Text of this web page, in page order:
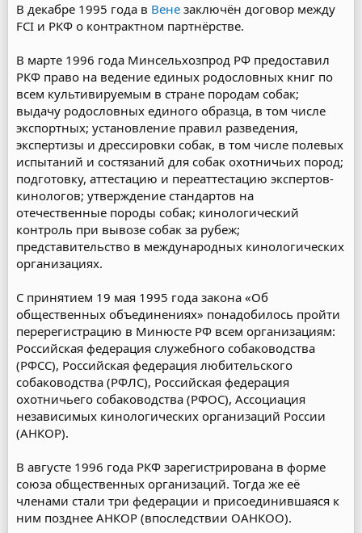
В декабре 1995 года в Вене заключён договор между
FCI и РКФ о контрактном партнёрстве.
В марте 1996 года Минсельхозпрод РФ предоставил
РКФ право на ведение единых родословных книг по
всем культивируемым в стране породам собак;
выдачу родословных единого образца, в том числе
экспортных; установление правил разведения,
экспертизы и дрессировки собак, в том числе полевых
испытаний и состязаний для собак охотничьих пород;
подготовку, аттестацию и переаттестацию экспертов-
кинологов; утверждение стандартов на
отечественные породы собак; кинологический
контроль при вывозе собак за рубеж;
представительство в международных кинологических
организациях.
С принятием 19 мая 1995 года закона «Об
общественных объединениях» понадобилось пройти
перерегистрацию в Минюсте РФ всем организациям:
Российская федерация служебного собаководства
(РФСС), Российская федерация любительского
собаководства (РФЛС), Российская федерация
охотничьего собаководства (РФОС), Ассоциация
независимых кинологических организаций России
(АНКОР).
В августе 1996 года РКФ зарегистрирована в форме
союза общественных организаций. Тогда же её
членами стали три федерации и присоединившаяся к
ним позднее АНКОР (впоследствии ОАНКОО).